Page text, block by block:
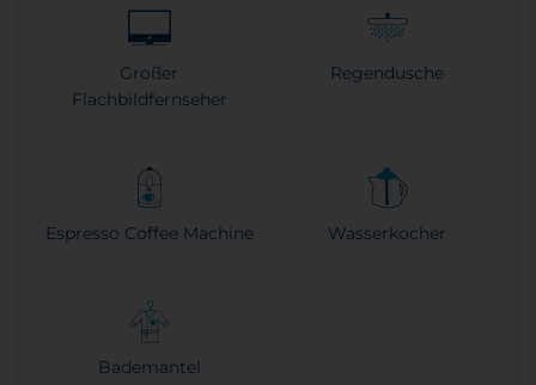
Großer
Flachbildfernseher
Regendusche
Espresso Coffee Machine Wasserkocher
Bademantel